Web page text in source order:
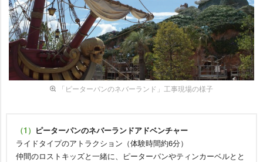
「ピーターパンのネバーランド」工事現場の様子
（1） ピーターパンのネバーランドアドベンチャー
ライドタイプのアトラクション（体験時間約6分）
仲間のロストキッズと一緒に、ピーターパンやティンカーベルとと